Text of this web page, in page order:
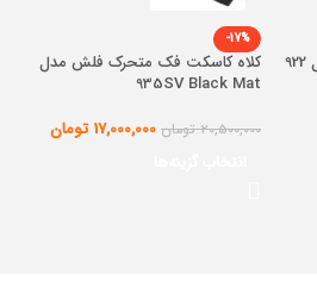
کلاه کاسکت فک ثابت ردلاین مدل 922
-17%
کلاه کاسکت فک متحرک فلش مدل
935SV Black Mat
20,500,000 تومان 17,000,000 تومان